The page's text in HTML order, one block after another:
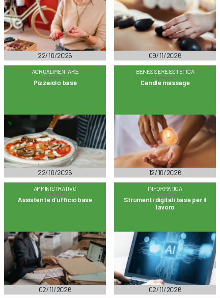
22/10/2026 09/11/2026
AGROALIMENTARE
Pizzaiolo base
22/10/2026
BENESSERE ESTETICA
Candle massage
12/10/2026
AMMINISTRATIVO
Assistente d’ufficio base
02/11/2026
INFORMATICA
Strumenti digitali base per il
lavoro
02/11/2026